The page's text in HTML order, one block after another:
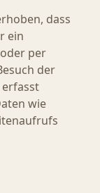
dass
ein
per
der
wie